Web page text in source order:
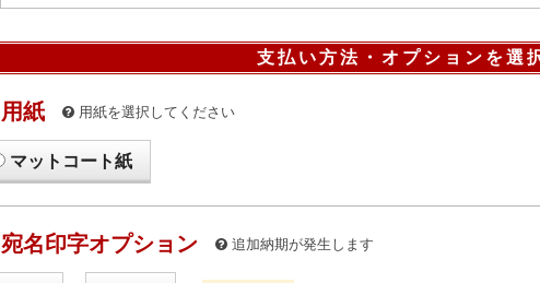
支払い方法・オプションを選
用紙 用紙を選択してください
マットコート紙
宛名印字オプション 追加納期が発生します